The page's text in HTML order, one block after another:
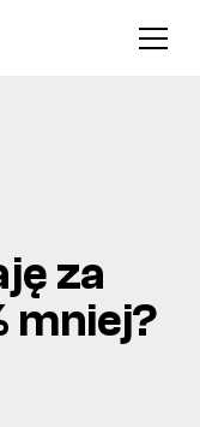
za
mniej?